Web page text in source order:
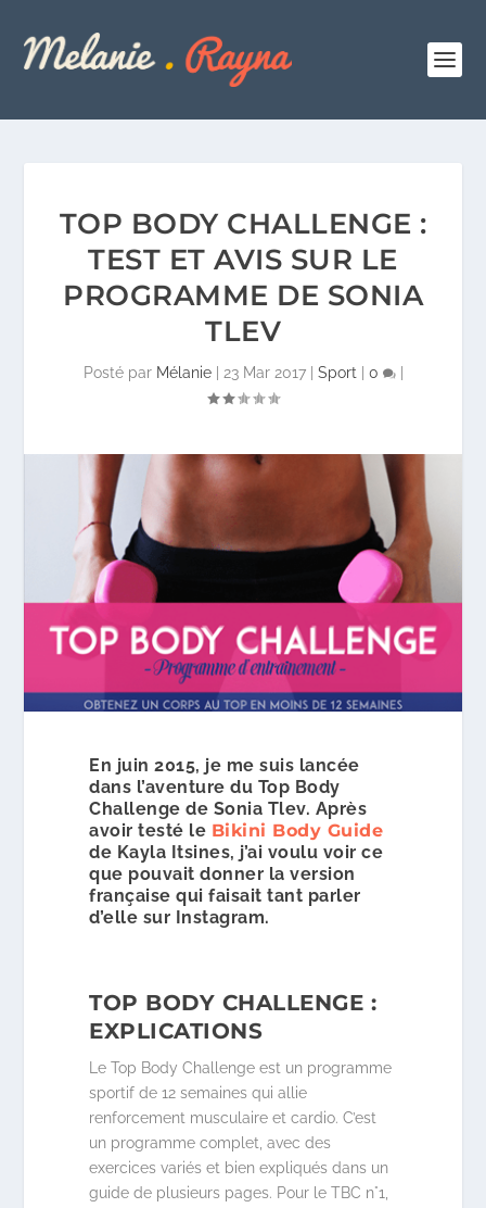
TOP BODY CHALLENGE :
TEST ET AVIS SUR LE
PROGRAMME DE SONIA
TLEV
Posté par Mélanie| 23 Mar 2017| Sport 0 |
En juin 2015, je me suis lancée
dans l’aventure du Top Body
Challenge de Sonia Tlev. Après
avoir testé le Bikini Body Guide
de Kayla Itsines, j’ai voulu voir ce
que pouvait donner la version
française qui faisait tant parler
d’elle sur Instagram.
TOP BODY CHALLENGE :
EXPLICATIONS
Le Top Body Challenge est un programme
sportif de 12 semaines qui allie
renforcement musculaire et cardio. C’est
un programme complet, avec des
exercices variés et bien expliqués dans un
guide de plusieurs pages. Pour le TBC n°1,